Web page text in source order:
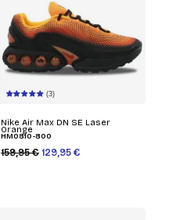
(3)
Nike Air Max DN SE Laser
Orange
HM0810-800
159,95 € 129,95 €